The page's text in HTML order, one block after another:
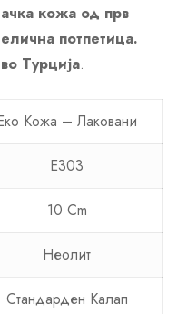
кожа од прв
потпетица.
Турција.
Кожa – Лаковани
E303
10 Cm
Неолит
Стандарден Калап